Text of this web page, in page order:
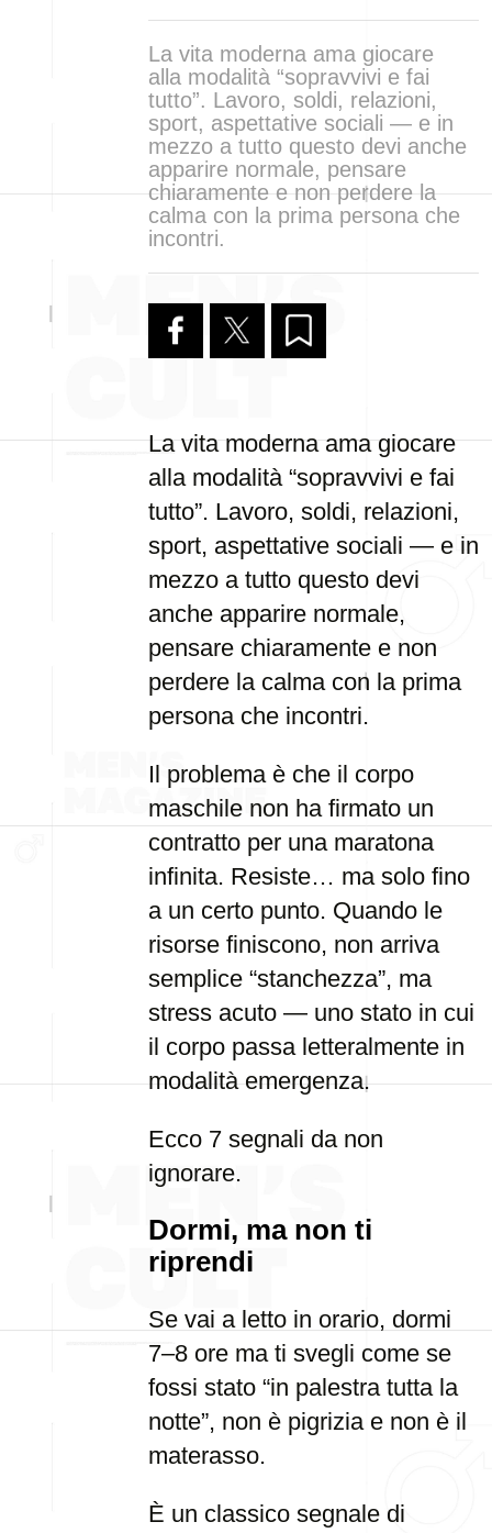
La vita moderna ama giocare
alla modalità “sopravvivi e fai
tutto”. Lavoro, soldi, relazioni,
sport, aspettative sociali — e in
mezzo a tutto questo devi anche
apparire normale, pensare
chiaramente e non perdere la
calma con la prima persona che
incontri.
La vita moderna ama giocare
alla modalità “sopravvivi e fai
tutto”. Lavoro, soldi, relazioni,
sport, aspettative sociali — e in
mezzo a tutto questo devi
anche apparire normale,
pensare chiaramente e non
perdere la calma con la prima
persona che incontri.
Il problema è che il corpo
maschile non ha firmato un
contratto per una maratona
infinita. Resiste… ma solo fino
a un certo punto. Quando le
risorse finiscono, non arriva
semplice “stanchezza”, ma
stress acuto — uno stato in cui
il corpo passa letteralmente in
modalità emergenza.
Ecco 7 segnali da non
ignorare.
Dormi, ma non ti
riprendi
Se vai a letto in orario, dormi
7–8 ore ma ti svegli come se
fossi stato “in palestra tutta la
notte”, non è pigrizia e non è il
materasso.
È un classico segnale di